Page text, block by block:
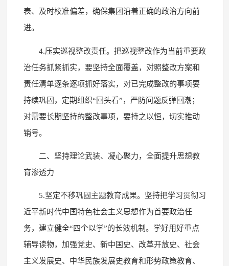
表、及时校准偏差，确保集团沿着正确的政治方向前
进。
4.压实巡视整改责任。把巡视整改作为当前重要政
治任务抓紧抓实，要坚持全面覆盖，对照整改方案和
责任清单逐条逐项抓好落实，对已完成整改的事项要
持续巩固，定期组织“回头看”，严防问题反弹回潮；
对需要长期坚持的整改事项，要持之以恒，切实推动
销号。
二、坚持理论武装、凝心聚力，全面提升思想教
育渗透力
5.坚定不移巩固主题教育成果。坚持把学习贯彻习
近平新时代中国特色社会主义思想作为首要政治任
务，建立健全“四个以学”的长效机制。学好用好重点
辅导读物，加强党史、新中国史、改革开放史、社会
主义发展史、中华民族发展史教育和形势政策教育、